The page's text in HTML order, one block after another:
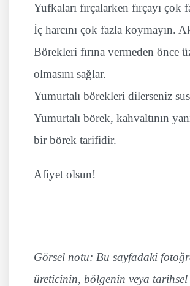
Yufkaları fırçalarken fırçayı
İç harcını çok fazla koymayın.
Börekleri fırına vermeden önce
olmasını sağlar.
Yumurtalı börekleri dilerseniz
Yumurtalı börek, kahvaltının
bir börek tarifidir.
Afiyet olsun!
Görsel notu: Bu sayfadaki
üreticinin, bölgenin veya tarihsel